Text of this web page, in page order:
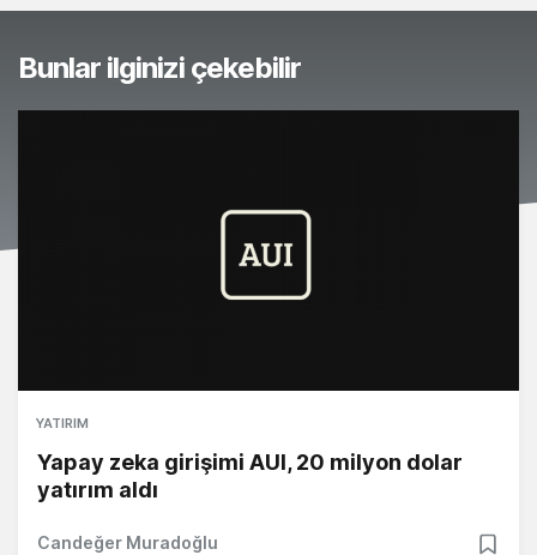
Bunlar ilginizi çekebilir
YATIRIM
Yapay zeka girişimi AUI, 20 milyon dolar
yatırım aldı
Candeğer Muradoğlu